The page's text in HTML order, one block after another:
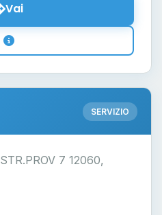
Vai
SERVIZIO
7 12060,